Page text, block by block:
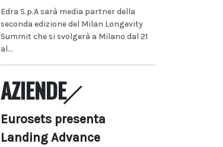
Edra S.p.A sarà media partner della
seconda edizione del Milan Longevity
Summit che si svolgerà a Milano dal 21
al...
AZIENDE
Eurosets presenta
Landing Advance